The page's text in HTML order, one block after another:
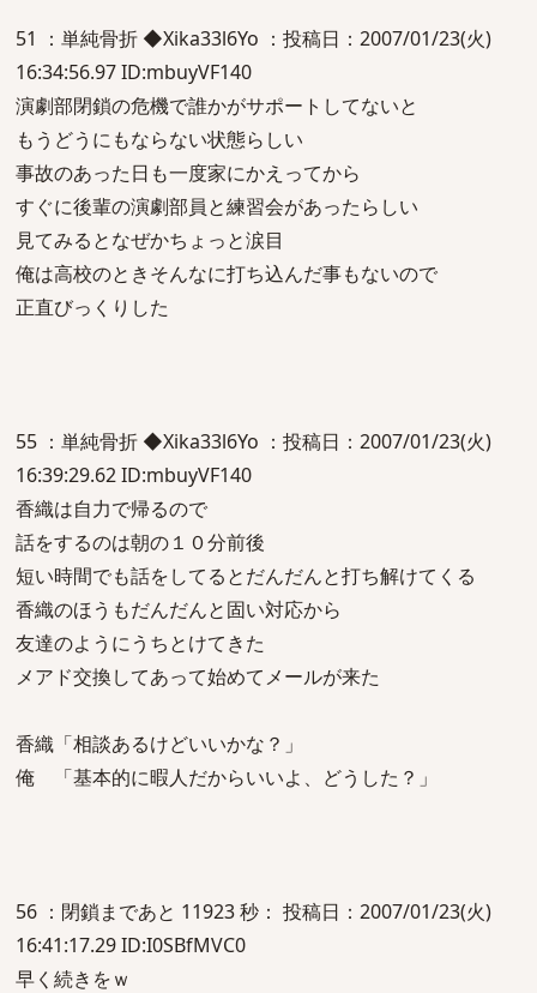
51 ：単純骨折 ◆Xika33l6Yo ：投稿日：2007/01/23(火)
16:34:56.97 ID:mbuyVF140
演劇部閉鎖の危機で誰かがサポートしてないと
もうどうにもならない状態らしい
事故のあった日も一度家にかえってから
すぐに後輩の演劇部員と練習会があったらしい
見てみるとなぜかちょっと涙目
俺は高校のときそんなに打ち込んだ事もないので
正直びっくりした
55 ：単純骨折 ◆Xika33l6Yo ：投稿日：2007/01/23(火)
16:39:29.62 ID:mbuyVF140
香織は自力で帰るので
話をするのは朝の１０分前後
短い時間でも話をしてるとだんだんと打ち解けてくる
香織のほうもだんだんと固い対応から
友達のようにうちとけてきた
メアド交換してあって始めてメールが来た
香織「相談あるけどいいかな？」
俺 「基本的に暇人だからいいよ、どうした？」
56 ：閉鎖まであと 11923 秒： 投稿日：2007/01/23(火)
16:41:17.29 ID:I0SBfMVC0
早く続きをｗ